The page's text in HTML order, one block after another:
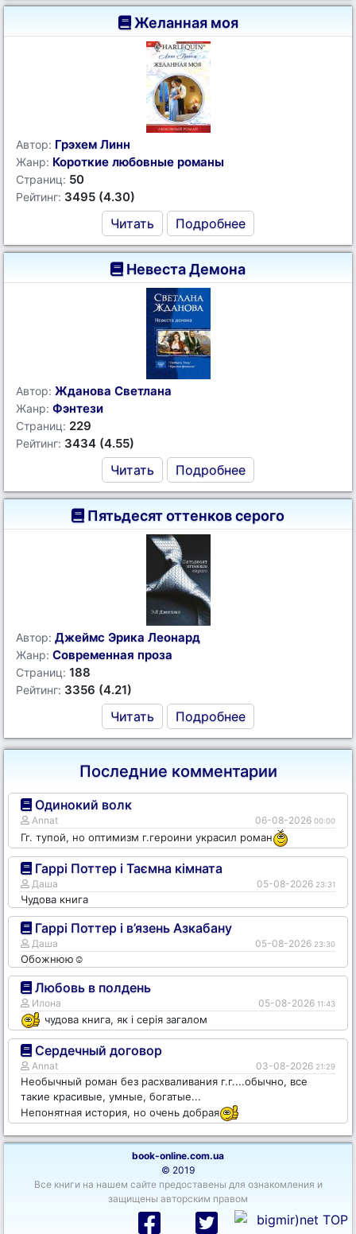
Желанная моя
Автор: Грэхем Линн
Жанр: Короткие любовные романы
Страниц: 50
Рейтинг: 3495 (4.30)
Читать Подробнее
Невеста Демона
Автор: Жданова Светлана
Жанр: Фэнтези
Страниц: 229
Рейтинг: 3434 (4.55)
Читать Подробнее
Пятьдесят оттенков серого
Автор: Джеймс Эрика Леонард
Жанр: Современная проза
Страниц: 188
Рейтинг: 3356 (4.21)
Читать Подробнее
Последние комментарии
Одинокий волк
Annat 06-08-2026 00:00
Гг. тупой, но оптимизм г.героини украсил роман
Гаррі Поттер і Таємна кімната
Даша 05-08-2026 23:31
Чудова книга
Гаррі Поттер і в’язень Азкабану
Даша 05-08-2026 23:30
Обожнюю☺️
Любовь в полдень
Илона 05-08-2026 11:43
чудова книга, як і серія загалом
Сердечный договор
Annat 03-08-2026 21:29
Необычный роман без расхваливания г.г....обычно, все
такие красивые, умные, богатые...
Непонятная история, но очень добрая
book-online.com.ua
© 2019
Все книги на нашем сайте предоставены для ознакомления и
защищены авторским правом